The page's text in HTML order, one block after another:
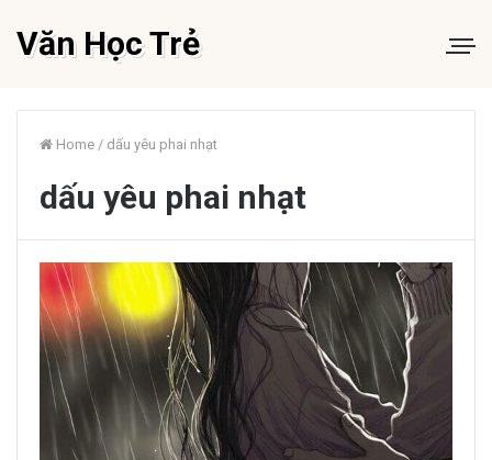
Văn Học Trẻ
Home / dấu yêu phai nhạt
dấu yêu phai nhạt